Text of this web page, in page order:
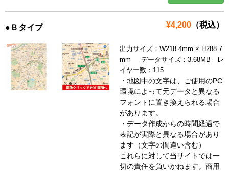
¥4,200 （税込）
●Ｂタイプ
出力サイズ：W218.4mm × H288.7
mm データサイズ：3.68MB レ
イヤー数：115
・地図中の文字は、ご使用のPC
環境によって元データと異なる
フォントに置き換えられる場合
があります。
・データ作成からの時間経過で
表記が実際と異なる場合があり
ます（文字の間違い含む）
これらに対して当サイトでは一
切の責任を負いかねます。商用